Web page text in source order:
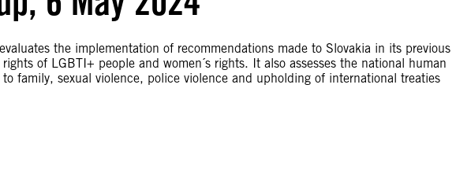
the implementation of recommendations made to Slovakia in its previous
of LGBTI+ people and women´s rights. It also assesses the national human
family, sexual violence, police violence and upholding of international treaties